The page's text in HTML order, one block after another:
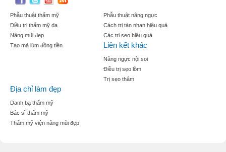
Phẫu thuật thẩm mỹ
Điều trị thẩm mỹ da
Nâng mũi đẹp
Tạo mà lúm đồng tiền
Phẫu thuật nâng ngực
Cách trị tàn nhan hiệu quả
Các trị sẹo hiệu quả
Liên kết khác
Nâng ngực nội soi
Điều trị sẹo lõm
Trị sẹo thâm
Địa chỉ làm đẹp
Danh bạ thẩm mỹ
Bác sĩ thẩm mỹ
Thẩm mỹ viện nâng mũi đẹp